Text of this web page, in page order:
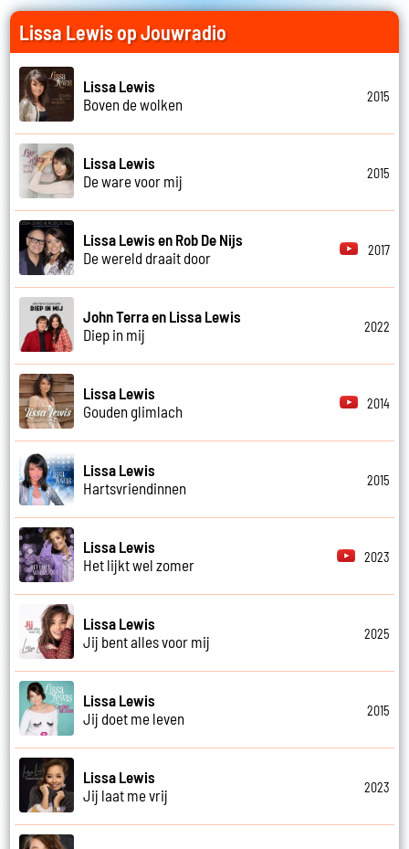
Lissa Lewis op Jouwradio
Lissa Lewis
Boven de wolken
2015
Lissa Lewis
De ware voor mij
2015
Lissa Lewis en Rob De Nijs
De wereld draait door
2017
John Terra en Lissa Lewis
Diep in mij
2022
Lissa Lewis
Gouden glimlach
2014
Lissa Lewis
Hartsvriendinnen
2015
Lissa Lewis
Het lijkt wel zomer
2023
Lissa Lewis
Jij bent alles voor mij
2025
Lissa Lewis
Jij doet me leven
2015
Lissa Lewis
Jij laat me vrij
2023